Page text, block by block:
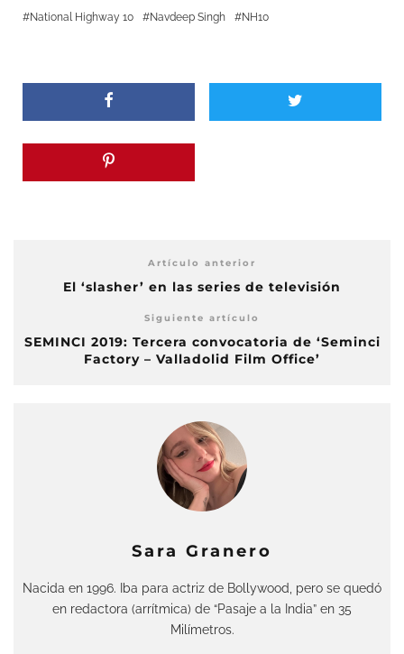
National Highway 10
Navdeep Singh NH10
Artículo anterior
El ‘slasher’ en las series de televisión
Siguiente artículo
SEMINCI 2019: Tercera convocatoria de ‘Seminci
Factory – Valladolid Film Office’
Sara Granero
Nacida en 1996. Iba para actriz de Bollywood, pero se quedó
en redactora (arrítmica) de “Pasaje a la India” en 35
Milímetros.